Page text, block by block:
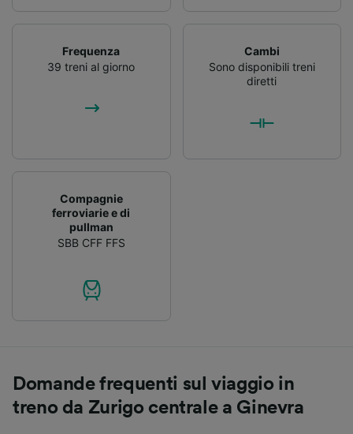
Frequenza
39 treni al giorno
Cambi
Sono disponibili treni
diretti
Compagnie
ferroviarie e di
pullman
SBB CFF FFS
Domande frequenti sul viaggio in
treno da Zurigo centrale a Ginevra